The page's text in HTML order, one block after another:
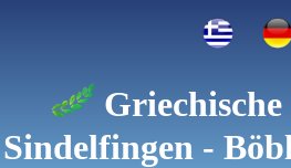
Sindelfingen -